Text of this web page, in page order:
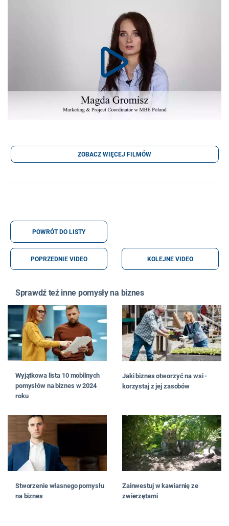
ZOBACZ WIĘCEJ FILMÓW
POWRÓT DO LISTY
POPRZEDNIE VIDEO KOLEJNE VIDEO
Sprawdź też inne pomysły na biznes
Wyjątkowa lista 10 mobilnych
pomysłów na biznes w 2024
roku
Jaki biznes otworzyć na wsi -
korzystaj z jej zasobów
Stworzenie własnego pomysłu
na biznes
Zainwestuj w kawiarnię ze
zwierzętami